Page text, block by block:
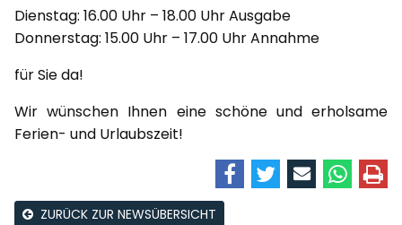
Dienstag: 16.00 Uhr – 18.00 Uhr Ausgabe
Donnerstag: 15.00 Uhr – 17.00 Uhr Annahme
für Sie da!
Wir wünschen Ihnen eine schöne und erholsame
Ferien- und Urlaubszeit!
ZURÜCK ZUR NEWSÜBERSICHT